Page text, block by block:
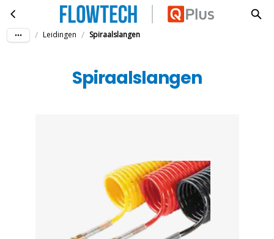
Ga naar hoofdinhoud Spiraalslangen
/ Leidingen / Spiraalslangen
Spiraalslangen